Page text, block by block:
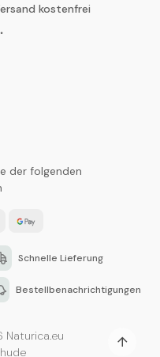
kostenfrei
der folgenden
Schnelle Lieferung
Bestellbenachrichtigungen
Naturica.eu